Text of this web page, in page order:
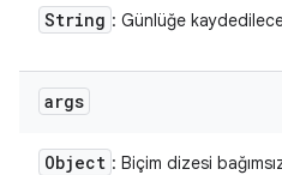
String : Günlüğe
args
Object : Biçim dizesi